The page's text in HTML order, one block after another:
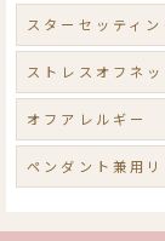
スターセッティン
ストレスオフネ
オフアレルギー
ペンダント兼用